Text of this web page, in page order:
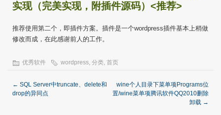
实现（完美实现，附插件源码）<推荐>
推荐使用第二个，即插件方案。插件是一个wordpress插件基本上稍做
修改而成，在此感谢前人的工作。
优秀软件 wordpress, 分类, 首页
← SQL Server中truncate、delete和
drop的异同点
wine个人目录下菜单项Programs位
置/wine菜单项腾讯软件QQ2010删除
卸载 →